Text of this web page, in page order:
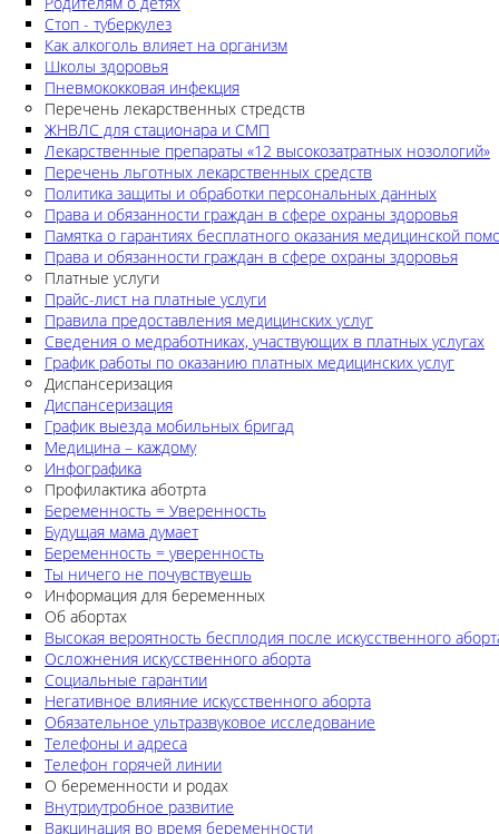
Стоп - туберкулез
Как алкоголь влияет на организм
Школы здоровья
Пневмококковая инфекция
Перечень лекарственных стредств
ЖНВЛС для стационара и СМП
Лекарственные препараты «12 высокозатратных нозологий»
Перечень льготных лекарственных средств
Политика защиты и обработки персональных данных
Права и обязанности граждан в сфере охраны здоровья
Памятка о гарантиях бесплатного оказания медицинской
Права и обязанности граждан в сфере охраны здоровья
Платные услуги
Прайс-лист на платные услуги
Правила предоставления медицинских услуг
Сведения о медработниках, участвующих в платных услугах
График работы по оказанию платных медицинских услуг
Диспансеризация
Диспансеризация
График выезда мобильных бригад
Медицина – каждому
Инфографика
Профилактика аботрта
Беременность = Уверенность
Будущая мама думает
Беременность = уверенность
Ты ничего не почувствуешь
Информация для беременных
Об абортах
Высокая вероятность бесплодия после искусственного
Осложнения искусственного аборта
Социальные гарантии
Негативное влияние искусственного аборта
Обязательное ультразвуковое исследование
Телефоны и адреса
Телефон горячей линии
О беременности и родах
Внутриутробное развитие
Вакцинация во время беременности